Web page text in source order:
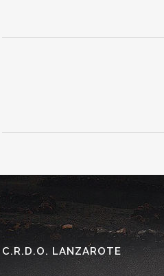
C.R.D.O. LANZAROTE